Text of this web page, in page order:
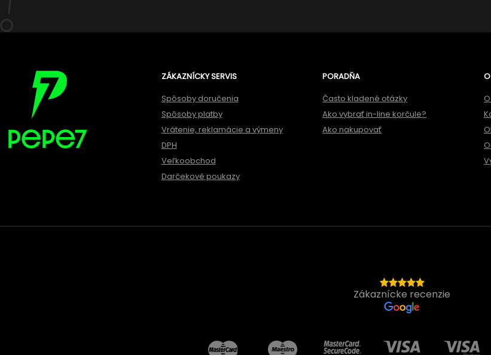
ZÁKAZNÍCKY SERVIS
Spôsoby doručenia
Spôsoby platby
Vrátenie, reklamácie a výmeny
DPH
Veľkoobchod
Darčekové poukazy
PORADŇA
Často kladené otázky
Ako vybrať in-line korčule?
Ako nakupovať
Zákaznícke recenzie